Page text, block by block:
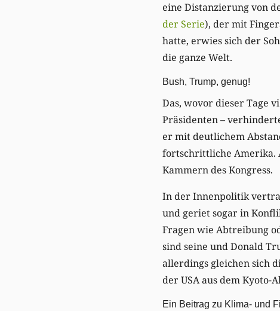
eine Distanzierung von
der Serie), der mit
hatte, erwies sich der
die ganze Welt.
Bush, Trump, genug!
Das, wovor dieser Tage
Präsidenten –
er mit deutlichem
fortschrittliche Amerika.
Kammern des Kongress.
In der Innenpolitik
und geriet sogar in
Fragen wie Abtreibung
sind seine und Donald
allerdings gleichen sich
der USA aus dem Kyoto-
Ein Beitrag zu Klima- und